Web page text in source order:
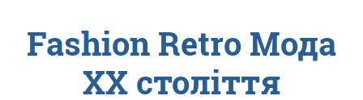
Fashion Retro Мода
ХХ століття